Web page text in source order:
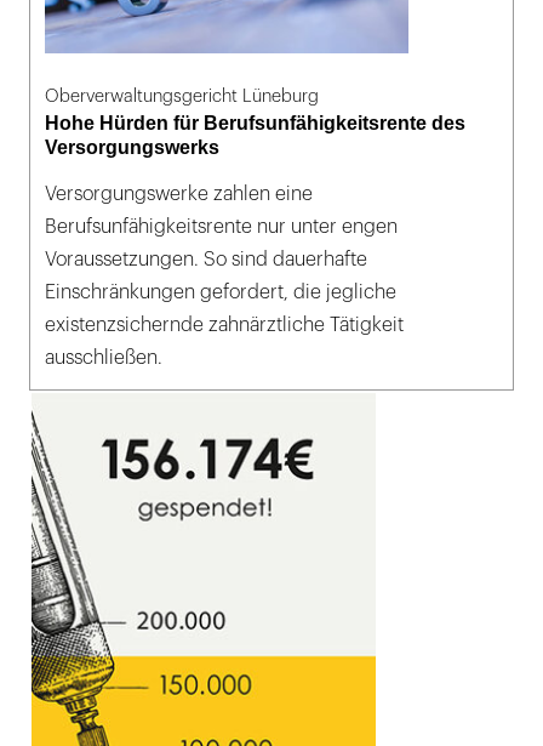
Oberverwaltungsgericht Lüneburg
Hohe Hürden für Berufsunfähigkeitsrente des
Versorgungswerks
Versorgungswerke zahlen eine
Berufsunfähigkeitsrente nur unter engen
Voraussetzungen. So sind dauerhafte
Einschränkungen gefordert, die jegliche
existenzsichernde zahnärztliche Tätigkeit
ausschließen.